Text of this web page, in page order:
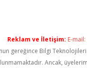
Reklam ve İletişim: E-mail:
gereğince Bilgi
Ancak,